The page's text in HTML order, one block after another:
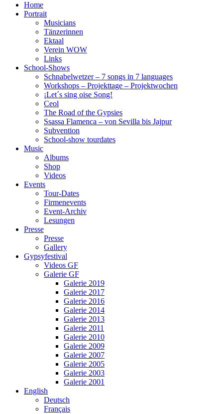
Home
Portrait
Musicians
Tänzerinnen
Ektaal
Verein WOW
Links
School-Shows
Schnabelwetzer – 7 songs in 7 languages
Workshops – Projekttage – Projektwochen
¡Let´s sing oise Song!
Ceol
The Road of the Gypsies
Ssassa Flamenca – von Sevilla bis Jajpur
Subvention
School-show tourdates
Music
Albums
Shop
Videos
Events
Tour-Dates
Firmenevents
Event-Archiv
Lesungen
Presse
Presse
Gallery
Gypsyfestival
Videos GF
Galerie GF
Galerie 2019
Galerie 2017
Galerie 2016
Galerie 2014
Galerie 2013
Galerie 2011
Galerie 2010
Galerie 2009
Galerie 2007
Galerie 2005
Galerie 2003
Galerie 2001
English
Deutsch
Français